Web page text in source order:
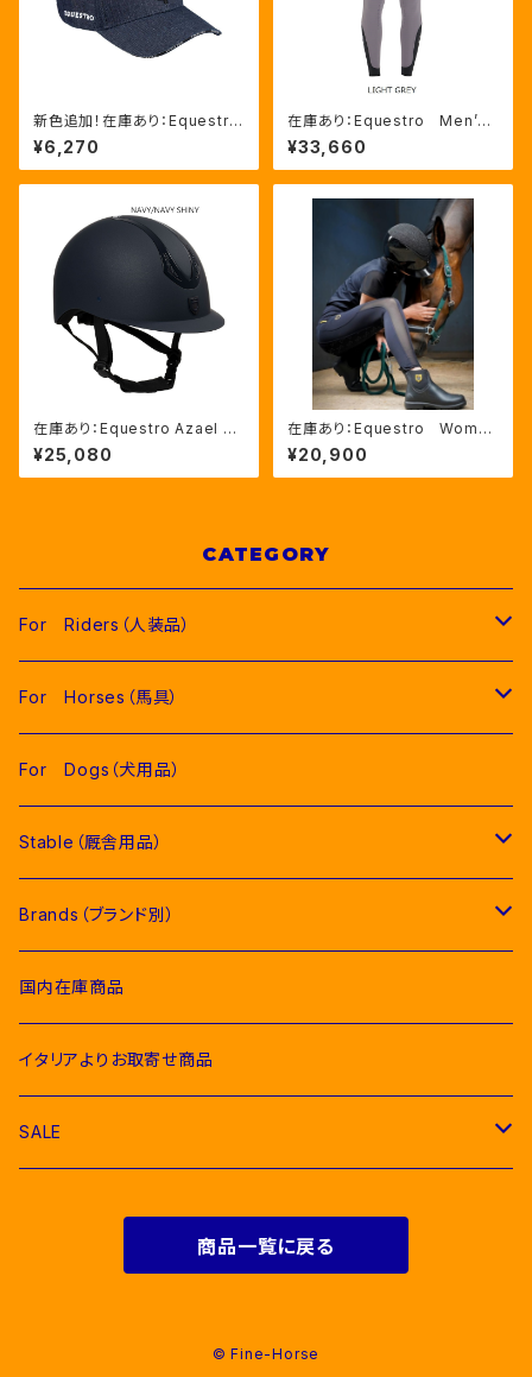
新色追加！在庫あり：Equestro
Unisex ベースボールキャ
ップ 17色 (ETU03003）
¥6,270
在庫あり：Equestro Men’S
高機能サマーキュロット（ニーグ
リップ）LIGHT GREY,WHIT
E,OXFORD TAN 3色（ET067
¥33,660
在庫あり：Equestro Azael ユ
ニセックスヘルメットNAVY/NA
VYSHINY XLサイズ（ETU02
011）
¥25,080
在庫あり：Equestro Wome
n’ｓ メッシュインサート フル
グリップレギンス（ETW00170）
¥20,900
CATEGORY
For Riders（人装品）
Men（男性用衣類）
Competition Jackets（競技用ジャケット）
Competition Shirts（競技用シャツ）
Bomber & Vest（アウター、ベスト）
Women（女性用衣類）
Competition Jackets（競技用ジャケット）
Competition Shirts（競技用シャツ）
Young Riders（ジュニア用衣類）
Competition Jackets（競技用ジャケット）
Competition Shirts（競技用シャツ）
Bomber & Vest（アウター、ベスト）
Socks & Ties（ソックス、ネクタイ類）
Socks（ソックス）
Ties（ネクタイ類）
Raincoats（レインコート）
Body Protector（ボディプロテクター）
Belts（ベルト）
Men & Women（大人用）
Foot Wear（乗馬用ブーツ類）
Helmets（乗馬用ヘルメット）
For Horses（馬具）
Pads（ゼッケン、パッド類）
Jumping Pads（障害馬術用ゼッケン）
Dressage Pads（馬場馬術用ゼッケン）
Fly Veils（イヤーネット類）
Bridles＆ Accesories （頭絡、手綱）
Bit（ハミ）
Halter & Lead rope（無口、曳き手）
Rugs & Neck Cover（馬着）
Girth Saver（腹帯）
Protecthions（プロテクター類）
For Dogs（犬用品）
Stable（厩舎用品）
COMPETITION EQUIPMENT(競技会用品）
Stable Curtains（厩舎かけ）
Bags（バッグ類）
Horse Care（お手入れ用品）
Combs and Brushes（ブラシ）
Brands（ブランド別）
Acavallo（アカバロ）
EGO７（エゴセブン）
EQUICOMFORT(エクイコンフォート）
HKM（エイチケーエム）
国内在庫商品
イタリアよりお取寄せ商品
SALE
Men（男性用衣類）
For Horses(馬具）
商品一覧に戻る
© Fine-Horse